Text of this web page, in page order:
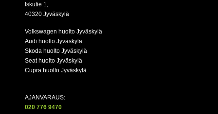
Iskutie 1,
40320 Jyväskylä
Volkswagen huolto Jyväskylä
Audi huolto Jyväskylä
Skoda huolto Jyväskylä
Seat huolto Jyväskylä
Cupra huolto Jyväskylä
AJANVARAUS:
020 776 9470